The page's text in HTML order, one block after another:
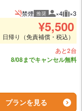
禁煙 推奨 推奨人数
×4 推
×3
¥5,500
日帰り（免責補償・税込）
あと2台
8/08までキャンセル無料
プランを見る